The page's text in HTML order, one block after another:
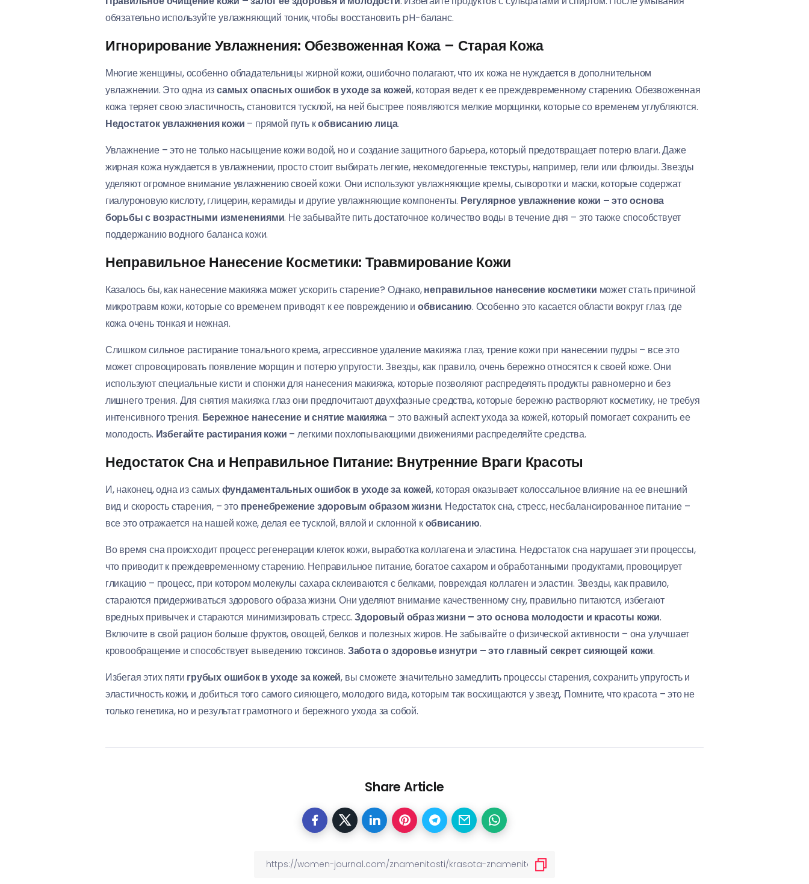
обязательно используйте увлажняющий тоник, чтобы восстановить pH-баланс.
Игнорирование Увлажнения: Обезвоженная Кожа – Старая Кожа
Многие женщины, особенно обладательницы жирной кожи, ошибочно полагают, что их кожа не нуждается в дополнительном
увлажнении. Это одна изсамых опасных ошибок в уходе за кожей, которая ведет к ее преждевременному старению. Обезвоженная
кожа теряет свою эластичность, становится тусклой, на ней быстрее появляются мелкие морщинки, которые со временем углубляются.
Недостаток увлажнения кожи – прямой путь кобвисанию лица.
Увлажнение – это не только насыщение кожи водой, но и создание защитного барьера, который предотвращает потерю влаги. Даже
жирная кожа нуждается в увлажнении, просто стоит выбирать легкие, некомедогенные текстуры, например, гели или флюиды. Звезды
уделяют огромное внимание увлажнению своей кожи. Они используют увлажняющие кремы, сыворотки и маски, которые содержат
гиалуроновую кислоту, глицерин, керамиды и другие увлажняющие компоненты. Регулярное увлажнение кожи – это основа
борьбы с возрастными изменениями. Не забывайте пить достаточное количество воды в течение дня – это также способствует
поддержанию водного баланса кожи.
Неправильное Нанесение Косметики: Травмирование Кожи
Казалось бы, как нанесение макияжа может ускорить старение? Однако,неправильное нанесение косметики может стать причиной
микротравм кожи, которые со временем приводят к ее повреждению и обвисанию. Особенно это касается области вокруг глаз, где
кожа очень тонкая и нежная.
Слишком сильное растирание тонального крема, агрессивное удаление макияжа глаз, трение кожи при нанесении пудры – все это
может спровоцировать появление морщин и потерю упругости. Звезды, как правило, очень бережно относятся к своей коже. Они
используют специальные кисти и спонжи для нанесения макияжа, которые позволяют распределять продукты равномерно и без
лишнего трения. Для снятия макияжа глаз они предпочитают двухфазные средства, которые бережно растворяют косметику, не требуя
интенсивного трения. Бережное нанесение и снятие макияжа– это важный аспект ухода за кожей, который помогает сохранить ее
молодость. Избегайте растирания кожи – легкими похлопывающими движениями распределяйте средства.
Недостаток Сна и Неправильное Питание: Внутренние Враги Красоты
И, наконец, одна из самыхфундаментальных ошибок в уходе за кожей, которая оказывает колоссальное влияние на ее внешний
вид и скорость старения, – это пренебрежение здоровым образом жизни. Недостаток сна, стресс, несбалансированное питание –
все это отражается на нашей коже, делая ее тусклой, вялой и склонной кобвисанию.
Во время сна происходит процесс регенерации клеток кожи, выработка коллагена и эластина. Недостаток сна нарушает эти процессы,
что приводит к преждевременному старению. Неправильное питание, богатое сахаром и обработанными продуктами, провоцирует
гликацию – процесс, при котором молекулы сахара склеиваются с белками, повреждая коллаген и эластин. Звезды, как правило,
стараются придерживаться здорового образа жизни. Они уделяют внимание качественному сну, правильно питаются, избегают
вредных привычек и стараются минимизировать стресс.Здоровый образ жизни – это основа молодости и красоты кожи.
Включите в свой рацион больше фруктов, овощей, белков и полезных жиров. Не забывайте о физической активности – она улучшает
кровообращение и способствует выведению токсинов. Забота о здоровье изнутри – это главный секрет сияющей кожи.
Избегая этих пяти грубых ошибок в уходе за кожей, вы сможете значительно замедлить процессы старения, сохранить упругость и
эластичность кожи, и добиться того самого сияющего, молодого вида, которым так восхищаются у звезд. Помните, что красота – это не
только генетика, но и результат грамотного и бережного ухода за собой.
Share Article